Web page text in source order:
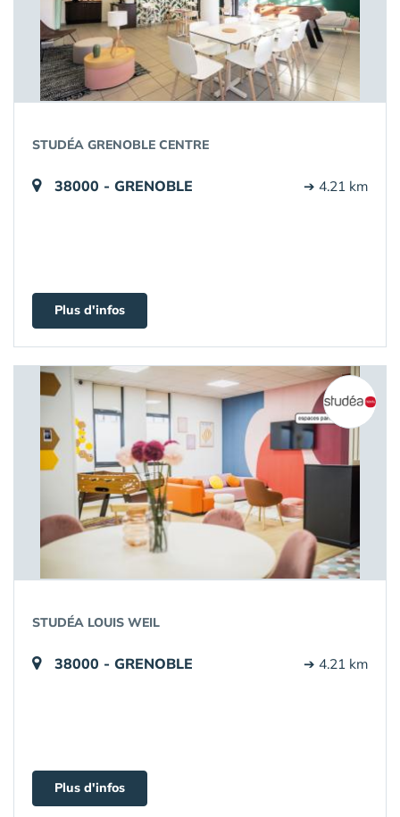
STUDÉA GRENOBLE CENTRE
38000 - GRENOBLE ➔ 4.21 km
Plus d'infos
STUDÉA LOUIS WEIL
38000 - GRENOBLE ➔ 4.21 km
Plus d'infos